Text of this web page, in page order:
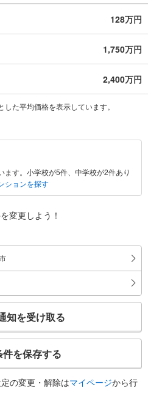
128万円
1,750万円
2,400万円
た平均価格を表示しています。
す。小学校が5件、中学校が2件あり
ションを探す
変更しよう！
知を受け取る
を保存する
の変更・解除はマイページから行